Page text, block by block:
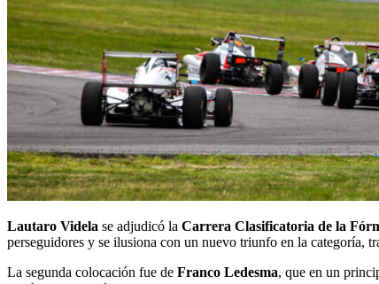
Lautaro Videla se adjudicó la Carrera Clasificatoria de la
perseguidores y se ilusiona con un nuevo triunfo en la categoría,
La segunda colocación fue de Franco Ledesma, que en un